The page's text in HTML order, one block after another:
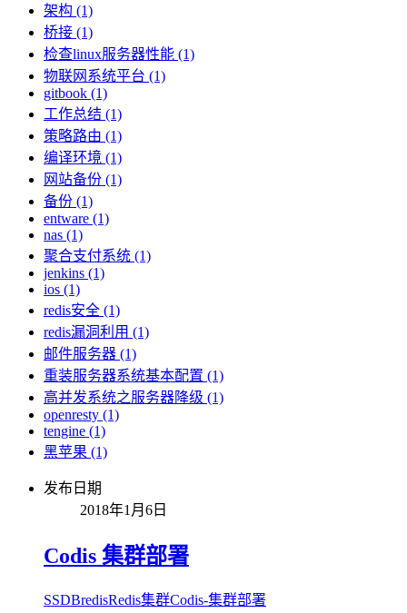
架构 (1)
桥接 (1)
检查linux服务器性能 (1)
物联网系统平台 (1)
gitbook (1)
工作总结 (1)
策略路由 (1)
编译环境 (1)
网站备份 (1)
备份 (1)
entware (1)
nas (1)
聚合支付系统 (1)
jenkins (1)
ios (1)
redis安全 (1)
redis漏洞利用 (1)
邮件服务器 (1)
重装服务器系统基本配置 (1)
高并发系统之服务器降级 (1)
openresty (1)
tengine (1)
黑苹果 (1)
发布日期
2018年1月6日
Codis 集群部署
SSDBredisRedis集群Codis-集群部署